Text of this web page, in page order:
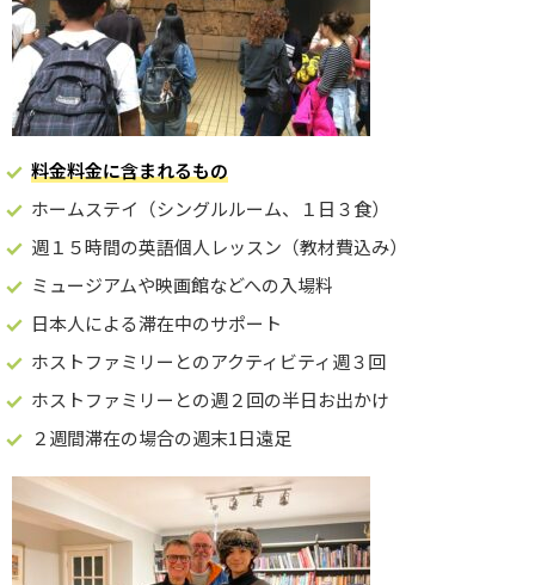
料金料金に含まれるもの
ホームステイ（シングルルーム、１日３食）
週１５時間の英語個人レッスン（教材費込み）
ミュージアムや映画館などへの入場料
日本人による滞在中のサポート
ホストファミリーとのアクティビティ週３回
ホストファミリーとの週２回の半日お出かけ
２週間滞在の場合の週末1日遠足